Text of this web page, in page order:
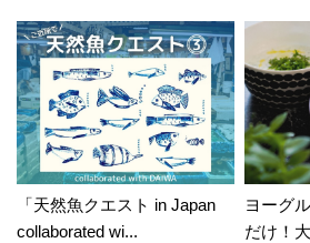
「天然魚クエスト in Japan
collaborated wi...
ヨーグ
だけ！